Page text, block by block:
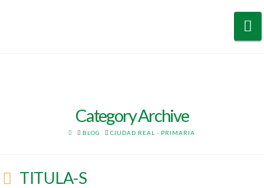
Category Archive
HOME
BLOG CIUDAD REAL - PRIMARIA
TITULA-S